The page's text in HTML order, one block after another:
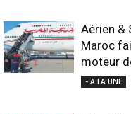
Aérien &
Maroc
moteur
- A LA UNE